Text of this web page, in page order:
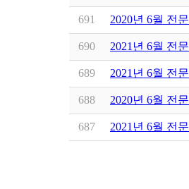
691 2020년 6월 전
690 2021년 6월 전
689 2021년 6월 전
688 2020년 6월 전
687 2021년 6월 전